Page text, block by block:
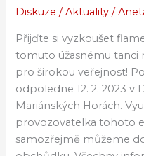
Diskuze /Aktuality /
Přijďte si vyzkoušet
tomuto úžasnému tanci
pro širokou veřejnost!
odpoledne 12. 2. 2023 v
Mariánských Horách.
provozovatelka tohoto
samozřejmě můžeme
v
12.
2.
2023